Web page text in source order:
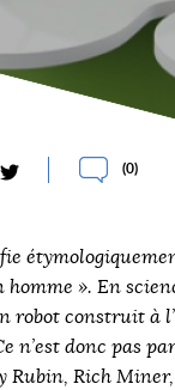
(0)
homme ». En
robot construit à
n’est donc pas
Rubin, Rich